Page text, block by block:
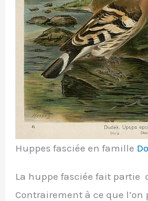
Huppes fasciée en famille
La huppe fasciée fait partie
Contrairement à ce que